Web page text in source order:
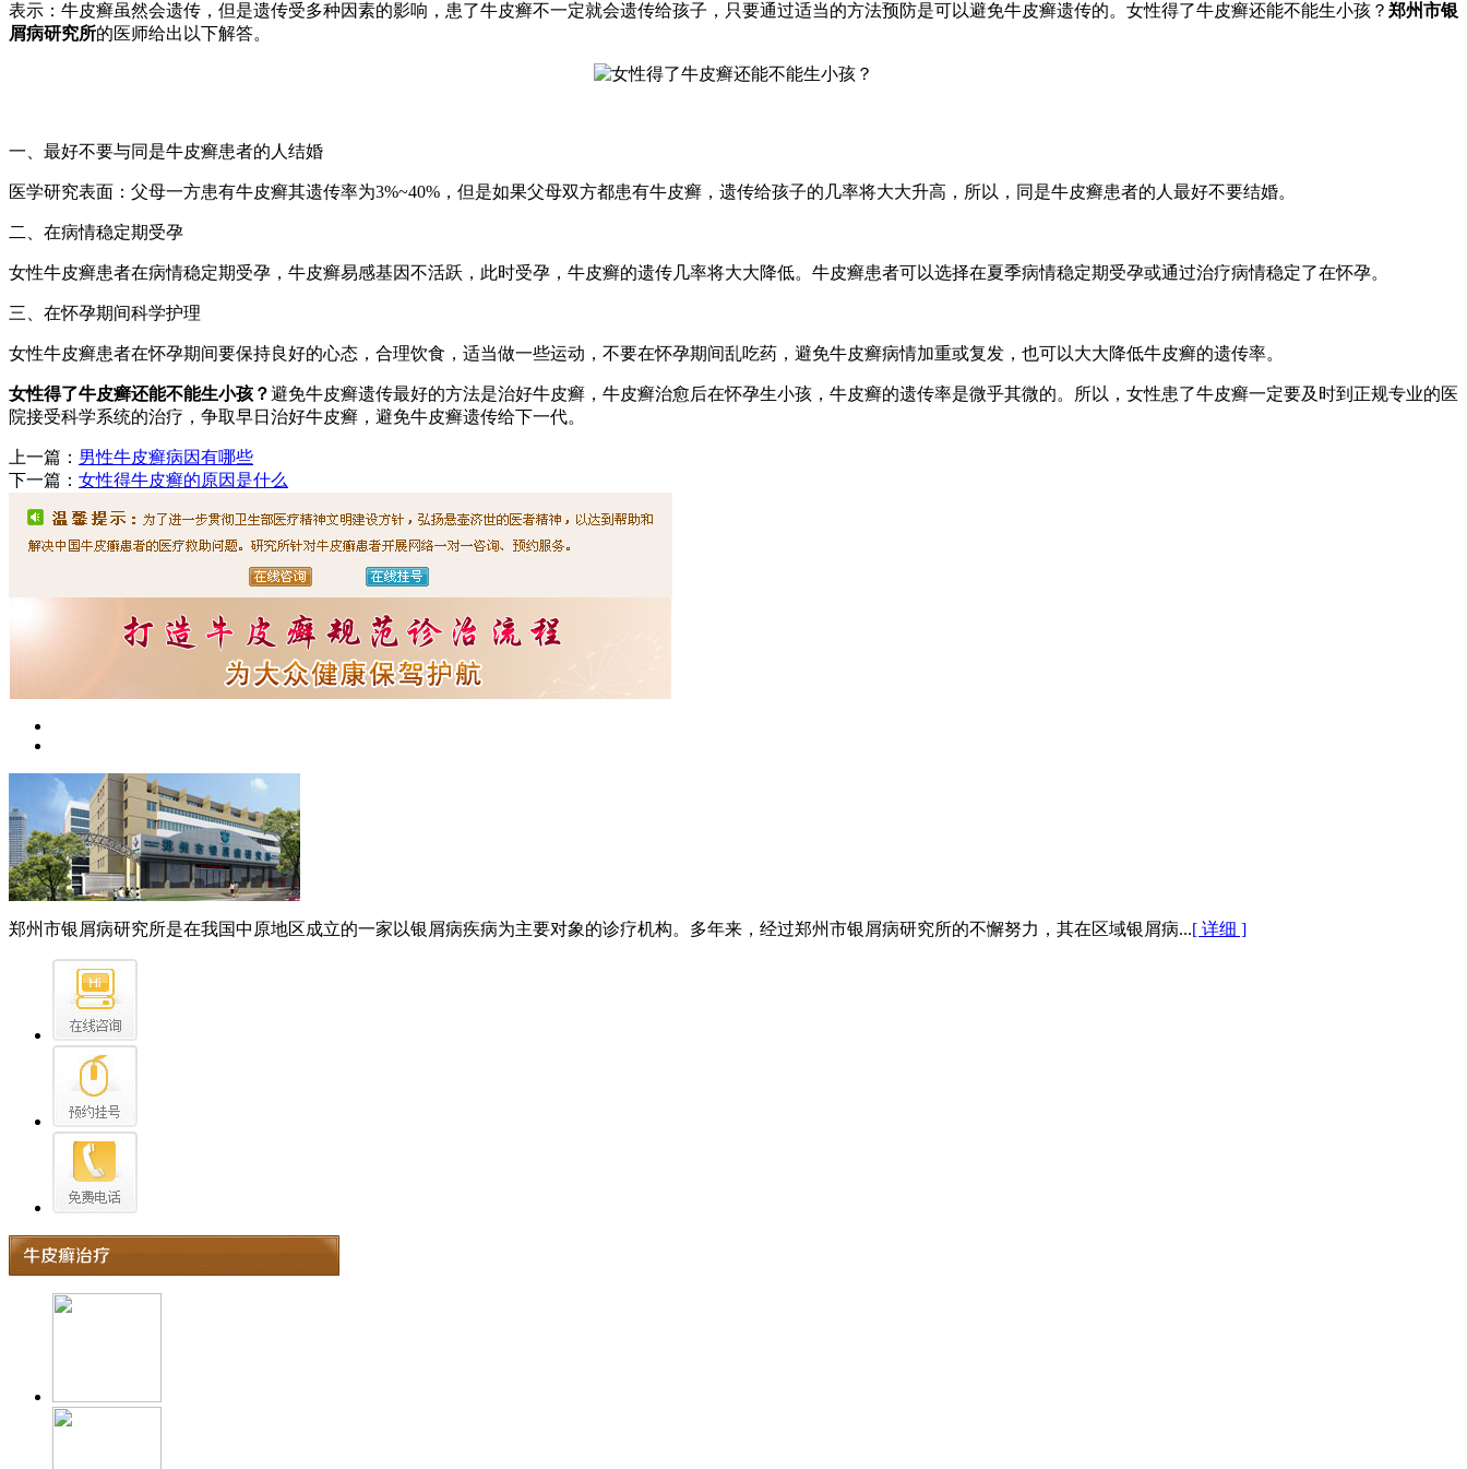
表示：牛皮癣虽然会遗传，但是遗传受多种因素的影响，患了牛皮癣不一定就会遗传给孩子，只要通过适当的方法预防是可以避免牛皮癣遗传的。女性得了牛皮癣还能不能生小孩？ 郑州市银
屑病研究所的医师给出以下解答。
一、最好不要与同是牛皮癣患者的人结婚
医学研究表面：父母一方患有牛皮癣其遗传率为3%~40%，但是如果父母双方都患有牛皮癣，遗传给孩子的几率将大大升高，所以，同是牛皮癣患者的人最好不要结婚。
二、在病情稳定期受孕
女性牛皮癣患者在病情稳定期受孕，牛皮癣易感基因不活跃，此时受孕，牛皮癣的遗传几率将大大降低。牛皮癣患者可以选择在夏季病情稳定期受孕或通过治疗病情稳定了在怀孕。
三、在怀孕期间科学护理
女性牛皮癣患者在怀孕期间要保持良好的心态，合理饮食，适当做一些运动，不要在怀孕期间乱吃药，避免牛皮癣病情加重或复发，也可以大大降低牛皮癣的遗传率。
女性得了牛皮癣还能不能生小孩？避免牛皮癣遗传最好的方法是治好牛皮癣，牛皮癣治愈后在怀孕生小孩，牛皮癣的遗传率是微乎其微的。所以，女性患了牛皮癣一定要及时到正规专业的医
院接受科学系统的治疗，争取早日治好牛皮癣，避免牛皮癣遗传给下一代。
上一篇： 男性牛皮癣病因有哪些
下一篇： 女性得牛皮癣的原因是什么
郑州市银屑病研究所是在我国中原地区成立的一家以银屑病疾病为主要对象的诊疗机构。多年来，经过郑州市银屑病研究所的不懈努力，其在区域银屑病...[ 详细 ]